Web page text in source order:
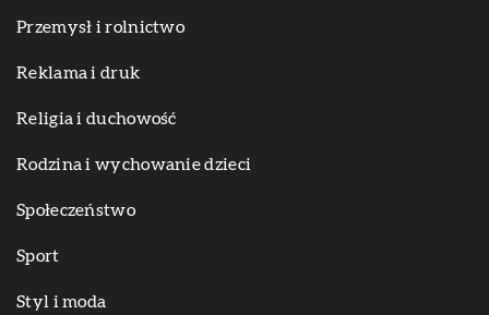
Przemysł i rolnictwo
Reklama i druk
Religia i duchowość
Rodzina i wychowanie dzieci
Społeczeństwo
Sport
Styl i moda